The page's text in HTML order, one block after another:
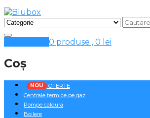
0 produse , 0 lei
Coș
NOU OFERTE
Centrale termice pe gaz
Pompe caldura
Boilere